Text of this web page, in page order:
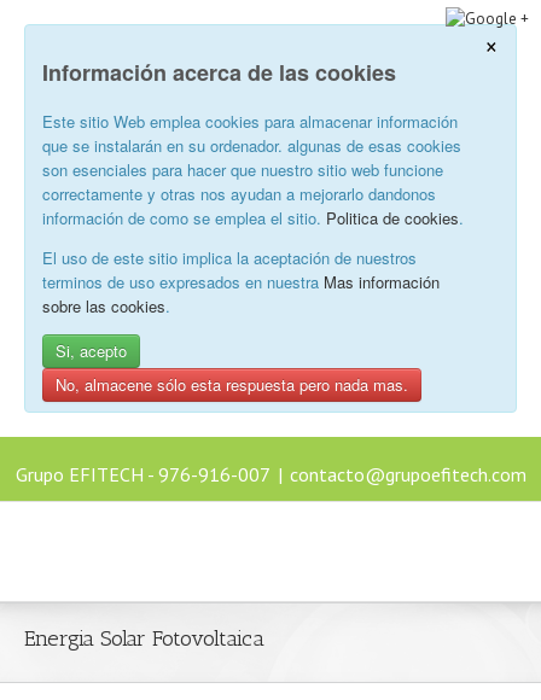
×
Información acerca de las cookies
Este sitio Web emplea cookies para almacenar información
que se instalarán en su ordenador. algunas de esas cookies
son esenciales para hacer que nuestro sitio web funcione
correctamente y otras nos ayudan a mejorarlo dandonos
información de como se emplea el sitio. Politica de cookies.
El uso de este sitio implica la aceptación de nuestros
terminos de uso expresados en nuestra Mas información
sobre las cookies.
Si, acepto
No, almacene sólo esta respuesta pero nada mas.
Grupo EFITECH - 976-916-007 | contacto@grupoefitech.com
Energia Solar Fotovoltaica